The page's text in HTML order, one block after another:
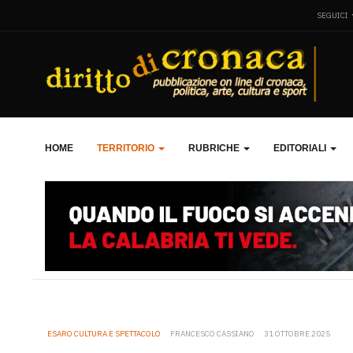
SEGUICI
HOME TERRITORIO RUBRICHE EDITORIALI
ESARO CULTURA E SPETTACOLO FRANCESCO CASSIANO 31 OTTOBRE 2025